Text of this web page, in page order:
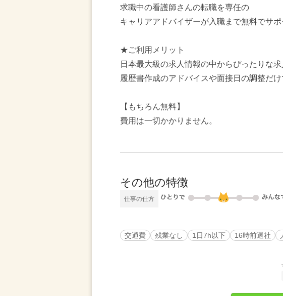
求職中の看護師さんの転職を専任の
キャリアアドバイザーが入職まで無料でサポ
★ご利用メリット
日本最大級の求人情報の中からぴったりな求
履歴書作成のアドバイスや面接日の調整だ
【もちろん無料】
費用は一切かかりません。
その他の特徴
仕事の仕方
交通費 残業なし 1日7h以下 16時前退社